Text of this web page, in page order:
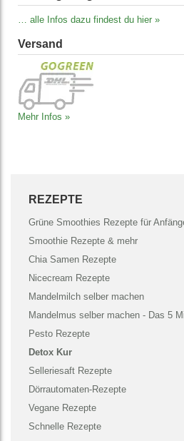
… alle Infos dazu findest du hier »
Versand
Mehr Infos »
REZEPTE
Grüne Smoothies Rezepte für
Smoothie Rezepte & mehr
Chia Samen Rezepte
Nicecream Rezepte
Mandelmilch selber machen
Mandelmus selber machen - Das 5
Pesto Rezepte
Detox Kur
Selleriesaft Rezepte
Dörrautomaten-Rezepte
Vegane Rezepte
Schnelle Rezepte